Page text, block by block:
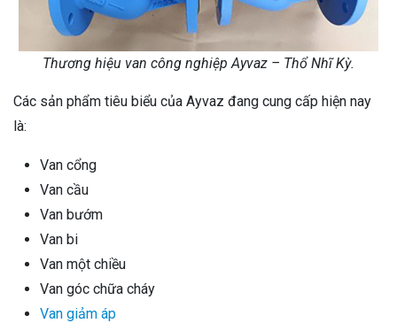
Thương hiệu van công nghiệp Ayvaz – Thổ Nhĩ Kỳ.
Các sản phẩm tiêu biểu của Ayvaz đang cung cấp hiện nay
là:
Van cổng
Van cầu
Van bướm
Van bi
Van một chiều
Van góc chữa cháy
Van giảm áp